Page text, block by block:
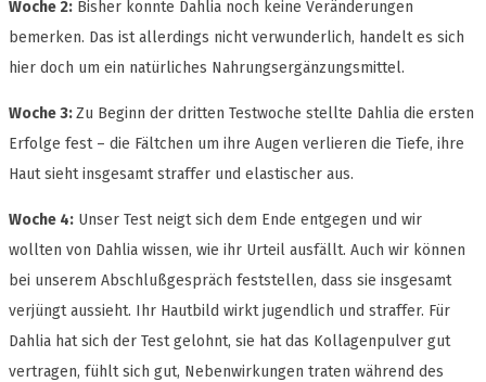
Woche 2: Bisher konnte Dahlia noch keine Veränderungen
bemerken. Das ist allerdings nicht verwunderlich, handelt es sich
hier doch um ein natürliches Nahrungsergänzungsmittel.
Woche 3:Zu Beginn der dritten Testwoche stellte Dahlia die ersten
Erfolge fest – die Fältchen um ihre Augen verlieren die Tiefe, ihre
Haut sieht insgesamt straffer und elastischer aus.
Woche 4: Unser Test neigt sich dem Ende entgegen und wir
wollten von Dahlia wissen, wie ihr Urteil ausfällt. Auch wir können
bei unserem Abschlußgespräch feststellen, dass sie insgesamt
verjüngt aussieht. Ihr Hautbild wirkt jugendlich und straffer. Für
Dahlia hat sich der Test gelohnt, sie hat das Kollagenpulver gut
vertragen, fühlt sich gut, Nebenwirkungen traten während des